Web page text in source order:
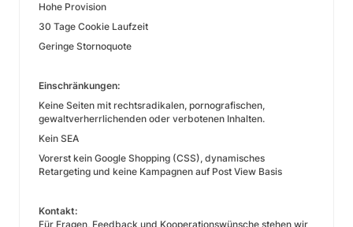
Hohe Provision
30 Tage Cookie Laufzeit
Geringe Stornoquote
Einschränkungen:
Keine Seiten mit rechtsradikalen, pornografischen,
gewaltverherrlichenden oder verbotenen Inhalten.
Kein SEA
Vorerst kein Google Shopping (CSS), dynamisches
Retargeting und keine Kampagnen auf Post View Basis
Kontakt:
Für Fragen, Feedback und Kooperationswünsche stehen wir